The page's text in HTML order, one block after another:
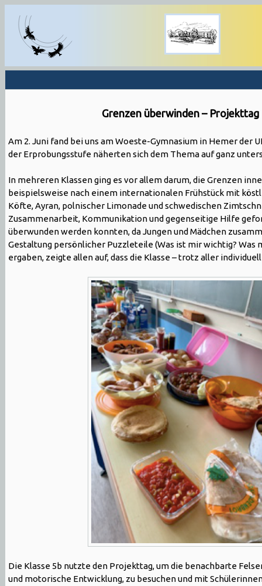
Grenzen überwinden –
Am 2. Juni fand bei uns am Woeste-Gymnasium in Hemer der
der Erprobungsstufe näherten sich dem Thema auf ganz
In mehreren Klassen ging es vor allem darum, die Grenzen
beispielsweise nach einem internationalen Frühstück mit
Köfte, Ayran, polnischer Limonade und schwedischen
Zusammenarbeit, Kommunikation und gegenseitige Hilfe
überwunden werden konnten, da Jungen und Mädchen
Gestaltung persönlicher Puzzleteile (Was ist mir wichtig? Was
ergaben, zeigte allen auf, dass die Klasse – trotz aller
Die Klasse 5b nutzte den Projekttag, um die benachbarte
und motorische Entwicklung, zu besuchen und mit